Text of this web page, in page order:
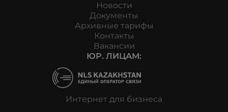
Новости
Документы
Архивные тарифы
Контакты
Вакансии
ЮР. ЛИЦАМ:
Интернет для бизнеса